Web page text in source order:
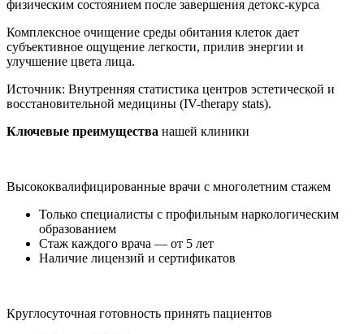
физическим состоянием после завершения детокс-курса
Комплексное очищение среды обитания клеток дает
субъективное ощущение легкости, прилив энергии и
улучшение цвета лица.
Источник: Внутренняя статистика центров эстетической и
восстановительной медицины (IV-therapy stats).
Ключевые преимущества нашей клиники
Высококвалифицированные врачи с многолетним стажем
Только специалисты с профильным наркологическим
образованием
Стаж каждого врача — от 5 лет
Наличие лицензий и сертификатов
Круглосуточная готовность принять пациентов